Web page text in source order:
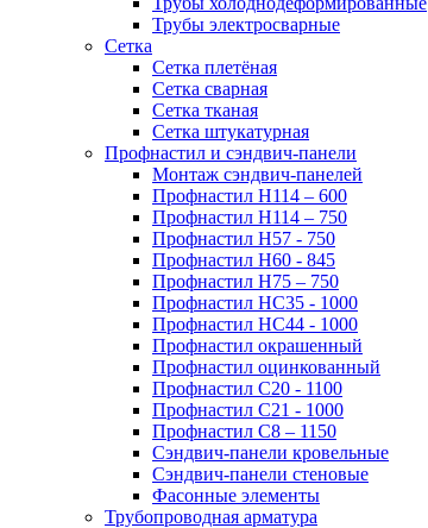
Трубы электросварные
Сетка
Сетка плетёная
Сетка сварная
Сетка тканая
Сетка штукатурная
Профнастил и сэндвич-панели
Монтаж сэндвич-панелей
Профнастил Н114 – 600
Профнастил Н114 – 750
Профнастил Н57 - 750
Профнастил Н60 - 845
Профнастил Н75 – 750
Профнастил НС35 - 1000
Профнастил НС44 - 1000
Профнастил окрашенный
Профнастил оцинкованный
Профнастил С20 - 1100
Профнастил С21 - 1000
Профнастил С8 – 1150
Сэндвич-панели кровельные
Сэндвич-панели стеновые
Фасонные элементы
Трубопроводная арматура